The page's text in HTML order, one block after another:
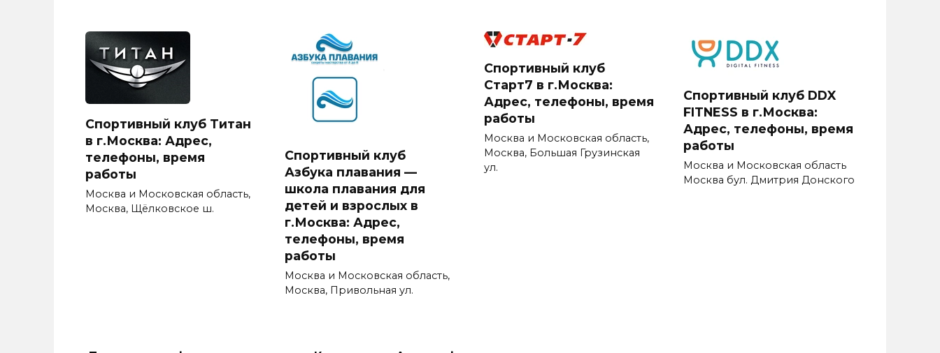
Спортивный клуб Титан
в г.Москва: Адрес,
телефоны, время
работы
Москва и Московская область,
Москва, Щёлковское ш.
Спортивный клуб
Азбука плавания —
школа плавания для
детей и взрослых в
г.Москва: Адрес,
телефоны, время
работы
Москва и Московская область,
Москва, Привольная ул.
Спортивный клуб
Старт7 в г.Москва:
Адрес, телефоны, время
работы
Москва и Московская область,
Москва, Большая Грузинская
ул.
Спортивный клуб DDX
FITNESS в г.Москва:
Адрес, телефоны, время
работы
Москва и Московская область
Москва бул. Дмитрия Донского